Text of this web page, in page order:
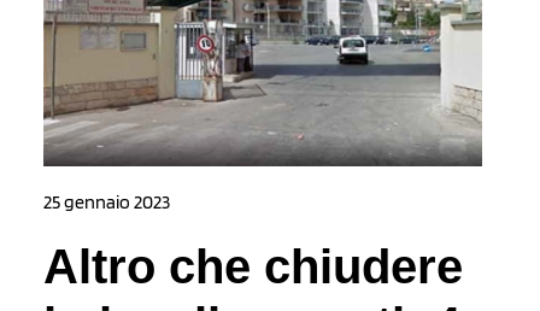
25 gennaio 2023
Altro che chiudere